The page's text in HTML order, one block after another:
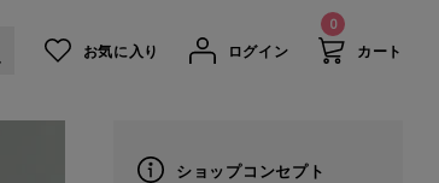
お気に入り ログイン
0
カート
ショップコンセプト